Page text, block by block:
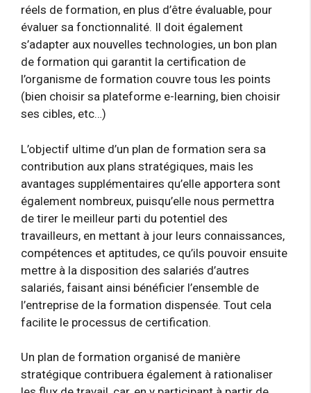
réels de formation, en plus d’être évaluable, pour
évaluer sa fonctionnalité. Il doit également
s’adapter aux nouvelles technologies, un bon plan
de formation qui garantit la certification de
l’organisme de formation couvre tous les points
(bien choisir sa plateforme e-learning, bien choisir
ses cibles, etc…)
L’objectif ultime d’un plan de formation sera sa
contribution aux plans stratégiques, mais les
avantages supplémentaires qu’elle apportera sont
également nombreux, puisqu’elle nous permettra
de tirer le meilleur parti du potentiel des
travailleurs, en mettant à jour leurs connaissances,
compétences et aptitudes, ce qu’ils pouvoir ensuite
mettre à la disposition des salariés d’autres
salariés, faisant ainsi bénéficier l’ensemble de
l’entreprise de la formation dispensée. Tout cela
facilite le processus de certification.
Un plan de formation organisé de manière
stratégique contribuera également à rationaliser